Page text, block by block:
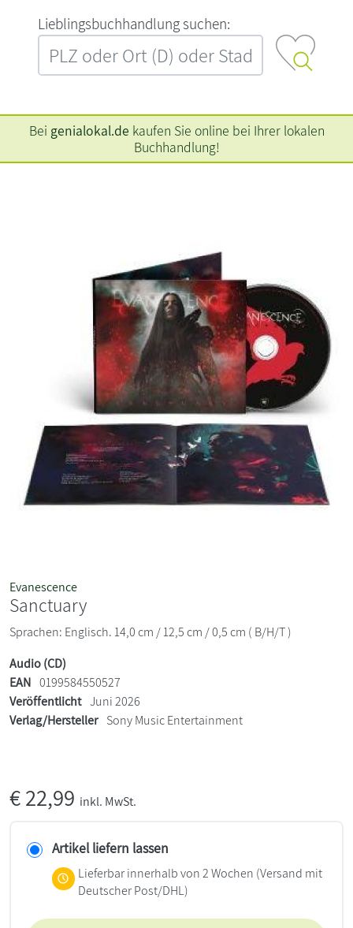
L‍i‍e‍b‍l‍i‍n‍g‍s‍b‍u‍c‍h‍h‍a‍n‍d‍l‍u‍n‍g‍ ‍s‍u‍c‍h‍e‍n‍:‍
Bei genialokal.de kaufen Sie online bei Ihrer lokalen
Buchhandlung!
Evanescence
Sanctuary
Sprachen: Englisch. 14,0 cm / 12,5 cm / 0,5 cm ( B/H/T )
Audio (CD)
EAN 0199584550527
Veröffentlicht Juni 2026
Verlag/Hersteller Sony Music Entertainment
€22,99 inkl. MwSt.
Artikel liefern lassen
Lieferbar innerhalb von 2 Wochen (Versand mit
Deutscher Post/DHL)